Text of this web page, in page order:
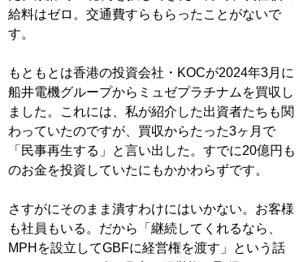
給料はゼロ。交通費すらもらったことがないで
す。
もともとは香港の投資会社・KOCが2024年3月に
船井電機グループからミュゼプラチナムを買収し
ました。これには、私が紹介した出資者たちも関
わっていたのですが、買収からたった3ヶ月で
「民事再生する」と言い出した。すでに20億円も
のお金を投資していたにもかかわらずです。
さすがにそのまま潰すわけにはいかない。お客様
も社員もいる。だから「継続してくれるなら、
MPHを設立してGBFに経営権を渡す」という話